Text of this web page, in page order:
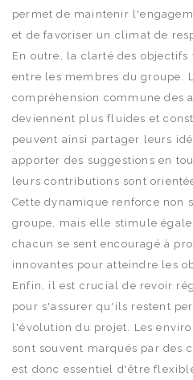
permet de maintenir
et de favoriser un climat de
En outre, la clarté des
entre les membres du groupe.
compréhension commune des
deviennent plus fluides et
peuvent ainsi partager leurs
apporter des suggestions en
leurs contributions sont
Cette dynamique renforce non
groupe, mais elle stimule
chacun se sent encouragé à
innovantes pour atteindre les
Enfin, il est crucial de revoir
pour s'assurer qu'ils restent
l'évolution du projet. Les
sont souvent marqués par des
est donc essentiel d'être